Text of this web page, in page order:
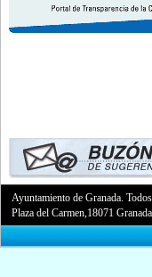
Ayuntamiento de Granada.
Plaza del Carmen,18071 Granada